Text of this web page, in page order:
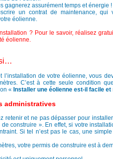
gagnerez assurément temps et énergie !
un contrat de maintenance, qui
éolienne.
? Pour le savoir, réalisez
éolienne.
l’installation de votre éolienne, vous
C’est à cette seule condition
« Installer une éolienne est-il facile et
administratives
retenir et ne pas dépasser pour
construire ». En effet, si votre
Si tel n’est pas le cas, une
votre permis de construire est à